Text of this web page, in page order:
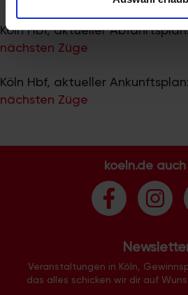
analysieren. Außerdem geben wir
Verwendung unserer Website an
soziale Medien, Werbung und
weiteren Daten zusammen, die
haben oder die sie im Rahmen
Köln Hbf, aktueller
nächsten Züge
Köln Hbf, aktueller Ankunftsplan:
nächsten Züge
koeln.de
Veranstaltungen in Köln,
das alles schicken wir dir auf